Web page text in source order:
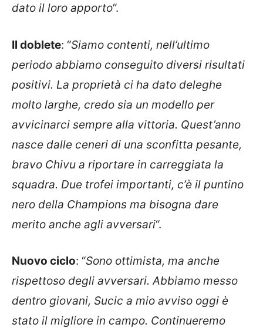
dato il loro apporto“.
Il doblete: “Siamo contenti, nell’ultimo
periodo abbiamo conseguito diversi risultati
positivi. La proprietà ci ha dato deleghe
molto larghe, credo sia un modello per
avvicinarci sempre alla vittoria. Quest’anno
nasce dalle ceneri di una sconfitta pesante,
bravo Chivu a riportare in carreggiata la
squadra. Due trofei importanti, c’è il puntino
nero della Champions ma bisogna dare
merito anche agli avversari“.
Nuovo ciclo: “Sono ottimista, ma anche
rispettoso degli avversari. Abbiamo messo
dentro giovani, Sucic a mio avviso oggi è
stato il migliore in campo. Continueremo